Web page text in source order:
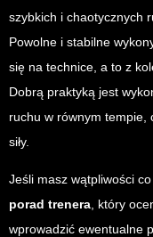
szybkich i chaotycznych
Powolne i stabilne
się na technice, a to z
Dobrą praktyką jest
ruchu w równym tempie,
siły.
Jeśli masz wątpliwości
porad trenera , który
wprowadzić ewentualne